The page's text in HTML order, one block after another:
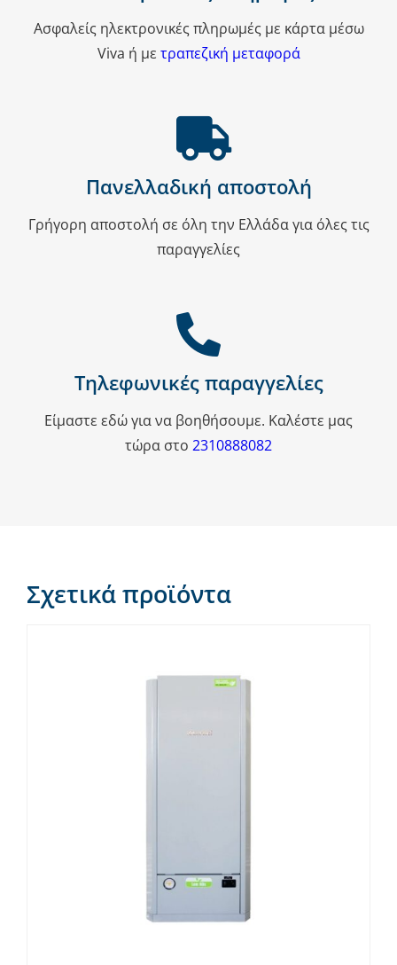
Ασφαλείς ηλεκτρονικές πληρωμές με κάρτα μέσω
Viva ή με τραπεζική μεταφορά
Πανελλαδική αποστολή
Γρήγορη αποστολή σε όλη την Ελλάδα για όλες τις
παραγγελίες
Τηλεφωνικές παραγγελίες
Είμαστε εδώ για να βοηθήσουμε. Καλέστε μας
τώρα στο 2310888082
Σχετικά προϊόντα